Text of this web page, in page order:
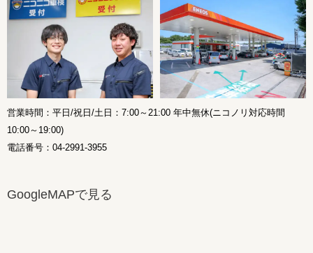
営業時間：平日/祝日/土日：7:00～21:00 年中無休(ニコノリ対応時間
10:00～19:00)
電話番号：04-2991-3955
GoogleMAPで見る